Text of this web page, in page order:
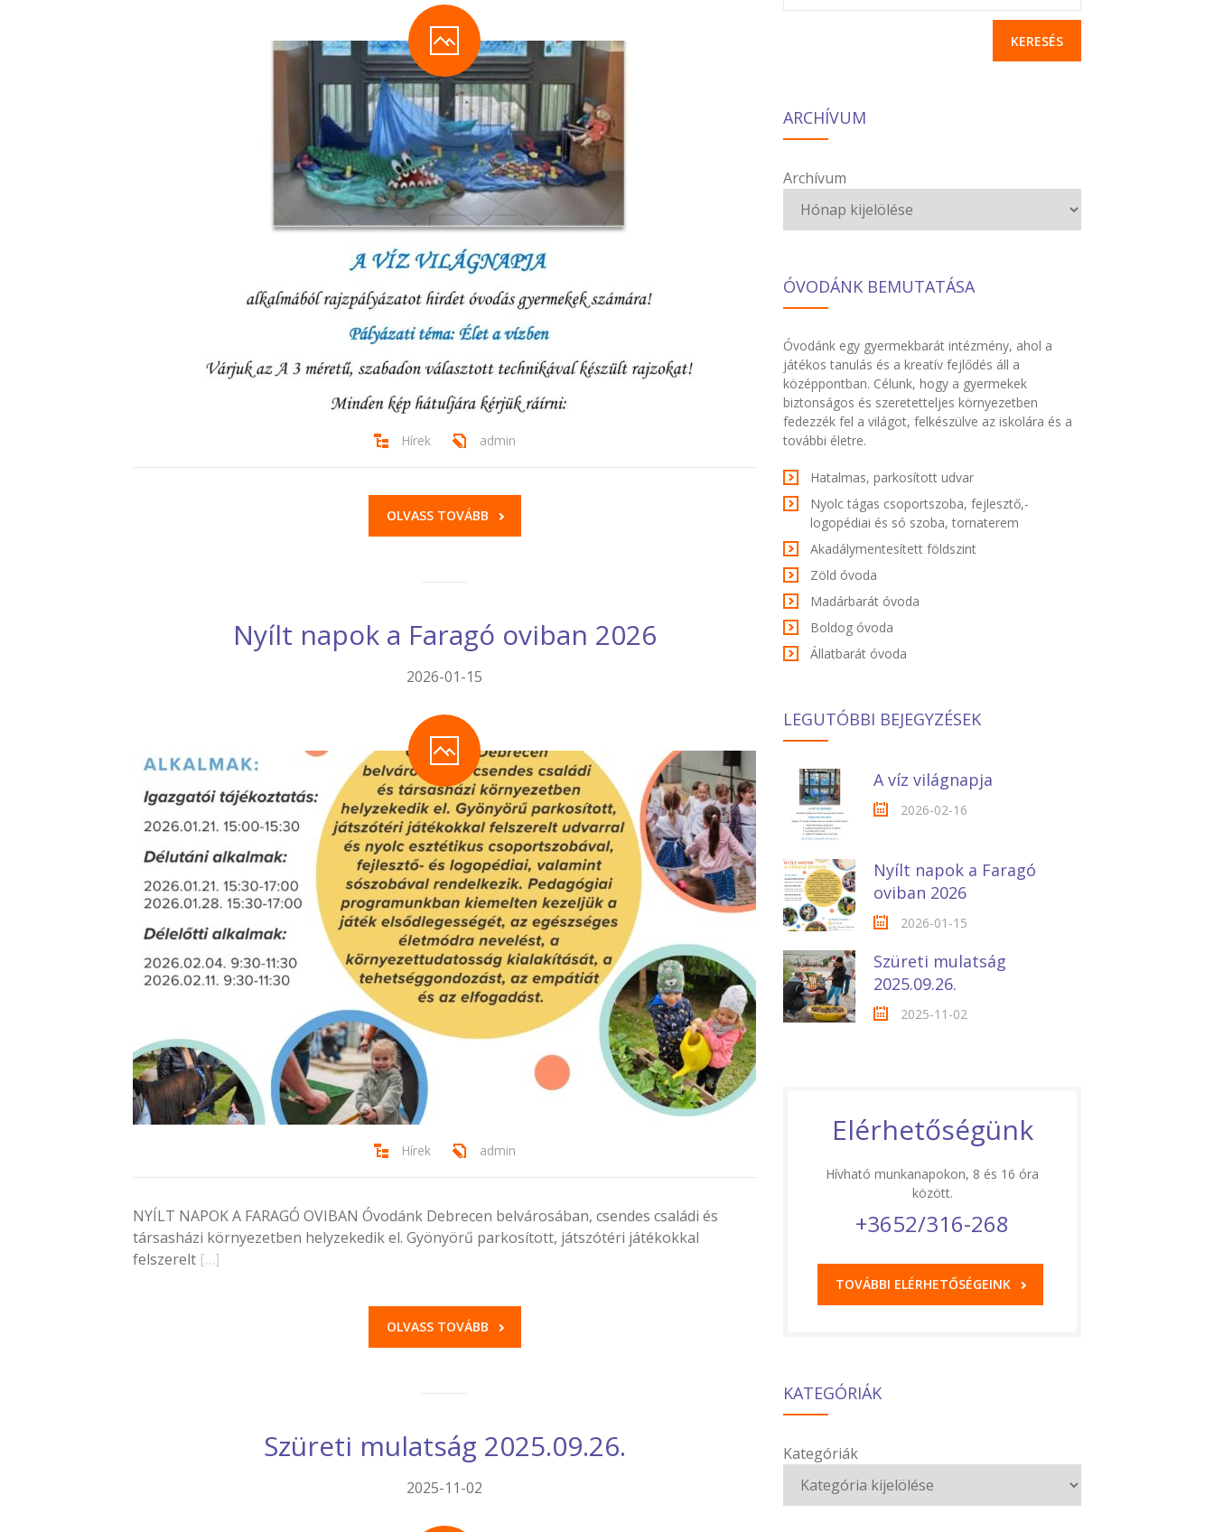
Hírek admin
OLVASS TOVÁBB
Nyílt napok a Faragó oviban 2026
2026-01-15
Hírek admin
NYÍLT NAPOK A FARAGÓ OVIBAN Óvodánk Debrecen belvárosában, csendes családi és
társasházi környezetben helyzekedik el. Gyönyörű parkosított, játszótéri játékokkal
felszerelt […]
OLVASS TOVÁBB
Szüreti mulatság 2025.09.26.
2025-11-02
ARCHÍVUM
Archívum
ÓVODÁNK BEMUTATÁSA
Óvodánk egy gyermekbarát intézmény, ahol a
játékos tanulás és a kreatív fejlődés áll a
középpontban. Célunk, hogy a gyermekek
biztonságos és szeretetteljes környezetben
fedezzék fel a világot, felkészülve az iskolára és a
további életre.
Hatalmas, parkosított udvar
Nyolc tágas csoportszoba, fejlesztő,-
logopédiai és só szoba, tornaterem
Akadálymentesített földszint
Zöld óvoda
Madárbarát óvoda
Boldog óvoda
Állatbarát óvoda
LEGUTÓBBI BEJEGYZÉSEK
A víz világnapja
2026-02-16
Nyílt napok a Faragó
oviban 2026
2026-01-15
Szüreti mulatság
2025.09.26.
2025-11-02
Elérhetőségünk
Hívható munkanapokon, 8 és 16 óra
között.
+3652/316-268
TOVÁBBI ELÉRHETŐSÉGEINK
KATEGÓRIÁK
Kategóriák